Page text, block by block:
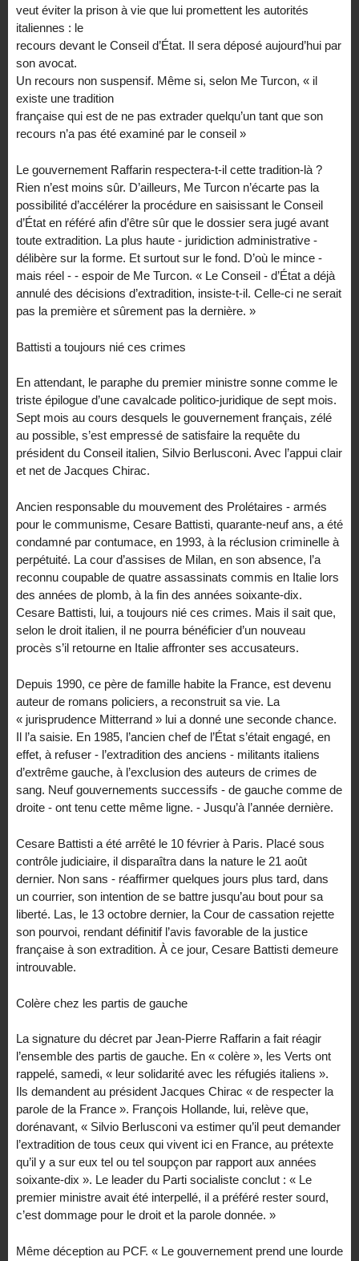
veut éviter la prison à vie que lui promettent les autorités
italiennes : le
recours devant le Conseil d’État. Il sera déposé aujourd’hui par
son avocat.
Un recours non suspensif. Même si, selon Me Turcon, « il
existe une tradition
française qui est de ne pas extrader quelqu’un tant que son
recours n’a pas été examiné par le conseil »
Le gouvernement Raffarin respectera-t-il cette tradition-là ?
Rien n’est moins sûr. D’ailleurs, Me Turcon n’écarte pas la
possibilité d’accélérer la procédure en saisissant le Conseil
d’État en référé afin d’être sûr que le dossier sera jugé avant
toute extradition. La plus haute - juridiction administrative -
délibère sur la forme. Et surtout sur le fond. D’où le mince -
mais réel - - espoir de Me Turcon. « Le Conseil - d’État a déjà
annulé des décisions d’extradition, insiste-t-il. Celle-ci ne serait
pas la première et sûrement pas la dernière. »
Battisti a toujours nié ces crimes
En attendant, le paraphe du premier ministre sonne comme le
triste épilogue d’une cavalcade politico-juridique de sept mois.
Sept mois au cours desquels le gouvernement français, zélé
au possible, s’est empressé de satisfaire la requête du
président du Conseil italien, Silvio Berlusconi. Avec l’appui clair
et net de Jacques Chirac.
Ancien responsable du mouvement des Prolétaires - armés
pour le communisme, Cesare Battisti, quarante-neuf ans, a été
condamné par contumace, en 1993, à la réclusion criminelle à
perpétuité. La cour d’assises de Milan, en son absence, l’a
reconnu coupable de quatre assassinats commis en Italie lors
des années de plomb, à la fin des années soixante-dix.
Cesare Battisti, lui, a toujours nié ces crimes. Mais il sait que,
selon le droit italien, il ne pourra bénéficier d’un nouveau
procès s’il retourne en Italie affronter ses accusateurs.
Depuis 1990, ce père de famille habite la France, est devenu
auteur de romans policiers, a reconstruit sa vie. La
« jurisprudence Mitterrand » lui a donné une seconde chance.
Il l’a saisie. En 1985, l’ancien chef de l’État s’était engagé, en
effet, à refuser - l’extradition des anciens - militants italiens
d’extrême gauche, à l’exclusion des auteurs de crimes de
sang. Neuf gouvernements successifs - de gauche comme de
droite - ont tenu cette même ligne. - Jusqu’à l’année dernière.
Cesare Battisti a été arrêté le 10 février à Paris. Placé sous
contrôle judiciaire, il disparaîtra dans la nature le 21 août
dernier. Non sans - réaffirmer quelques jours plus tard, dans
un courrier, son intention de se battre jusqu’au bout pour sa
liberté. Las, le 13 octobre dernier, la Cour de cassation rejette
son pourvoi, rendant définitif l’avis favorable de la justice
française à son extradition. À ce jour, Cesare Battisti demeure
introuvable.
Colère chez les partis de gauche
La signature du décret par Jean-Pierre Raffarin a fait réagir
l’ensemble des partis de gauche. En « colère », les Verts ont
rappelé, samedi, « leur solidarité avec les réfugiés italiens ».
Ils demandent au président Jacques Chirac « de respecter la
parole de la France ». François Hollande, lui, relève que,
dorénavant, « Silvio Berlusconi va estimer qu’il peut demander
l’extradition de tous ceux qui vivent ici en France, au prétexte
qu’il y a sur eux tel ou tel soupçon par rapport aux années
soixante-dix ». Le leader du Parti socialiste conclut : « Le
premier ministre avait été interpellé, il a préféré rester sourd,
c’est dommage pour le droit et la parole donnée. »
Même déception au PCF. « Le gouvernement prend une lourde